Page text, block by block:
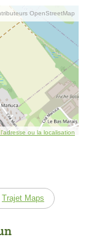
OpenStreetMap
ou la localisation
Trajet Maps